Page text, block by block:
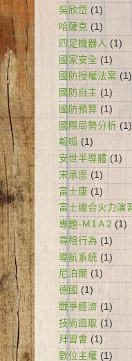
吳欣岱 (1)
哈薩克 (1)
四足機器人 (1)
國家安全 (1)
國防授權法案 (1)
國防自主 (1)
國防預算 (1)
國際局勢分析 (1)
報呱 (1)
安世半導體 (1)
宋承恩 (1)
富士康 (1)
富士總合火力演
專題-Ｍ1Ａ2 (1)
尋租行為 (1)
導航系統 (1)
尼泊爾 (1)
德國 (1)
戰爭經濟 (1)
技術盜取 (1)
拜習會 (1)
數位主權 (1)